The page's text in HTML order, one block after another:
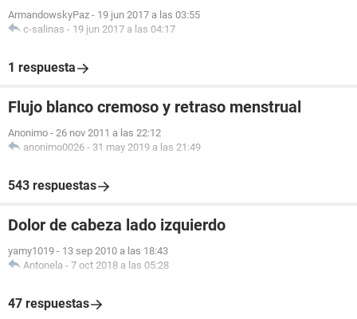
ArmandowskyPaz - 19 jun 2017 a las 03:55
c-salinas - 19 jun 2017 a las 04:17
1 respuesta
Flujo blanco cremoso y retraso menstrual
Anonimo - 26 nov 2011 a las 22:12
anonimo0026 - 31 may 2019 a las 21:49
543 respuestas
Dolor de cabeza lado izquierdo
yamy1019 - 13 sep 2010 a las 18:43
Antonela - 7 oct 2018 a las 05:28
47 respuestas